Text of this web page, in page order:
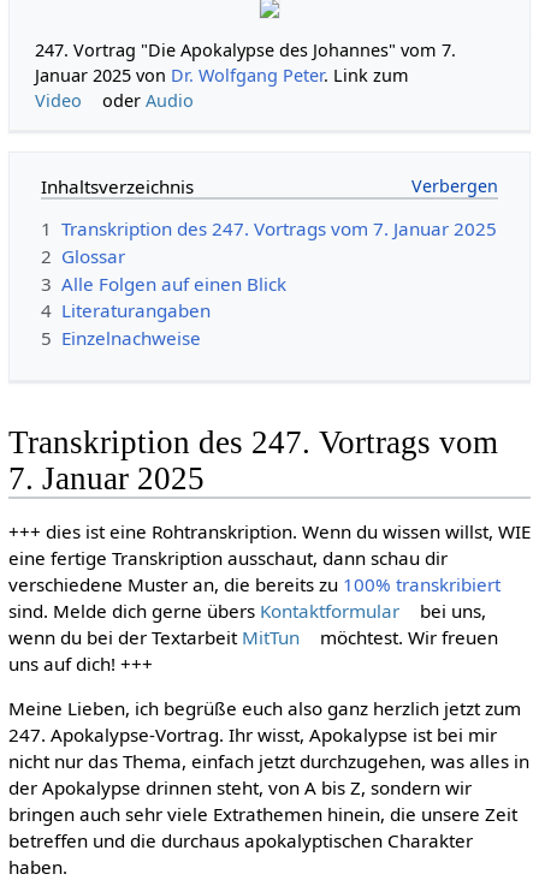
247. Vortrag "Die Apokalypse des Johannes" vom 7.
Januar 2025 von Dr. Wolfgang Peter. Link zum
Video
oderAudio
Inhaltsverzeichnis
1 Transkription des 247. Vortrags vom 7. Januar 2025
2 Glossar
3 Alle Folgen auf einen Blick
4 Literaturangaben
5 Einzelnachweise
Transkription des 247. Vortrags vom
7. Januar 2025
+++ dies ist eine Rohtranskription. Wenn du wissen willst, WIE
eine fertige Transkription ausschaut, dann schau dir
verschiedene Muster an, die bereits zu 100% transkribiert
sind. Melde dich gerne übers Kontaktformular
bei uns,
wenn du bei der Textarbeit MitTun
möchtest. Wir freuen
uns auf dich! +++
Meine Lieben, ich begrüße euch also ganz herzlich jetzt zum
247. Apokalypse-Vortrag. Ihr wisst, Apokalypse ist bei mir
nicht nur das Thema, einfach jetzt durchzugehen, was alles in
der Apokalypse drinnen steht, von A bis Z, sondern wir
bringen auch sehr viele Extrathemen hinein, die unsere Zeit
betreffen und die durchaus apokalyptischen Charakter
haben.